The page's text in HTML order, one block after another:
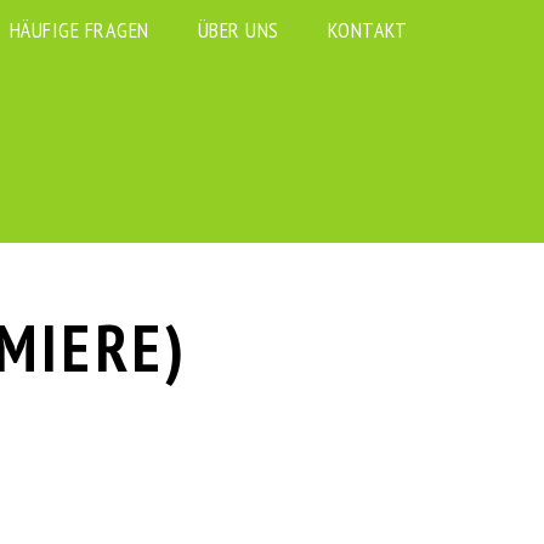
HÄUFIGE FRAGEN ÜBER UNS KONTAKT